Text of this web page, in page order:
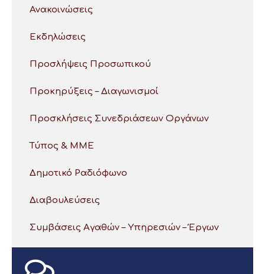
Ανακοινώσεις
Εκδηλώσεις
Προσλήψεις Προσωπικού
Προκηρύξεις – Διαγωνισμοί
Προσκλήσεις Συνεδριάσεων Οργάνων
Τύπος & ΜΜΕ
Δημοτικό Ραδιόφωνο
Διαβουλεύσεις
Συμβάσεις Αγαθών – Υπηρεσιών – Έργων